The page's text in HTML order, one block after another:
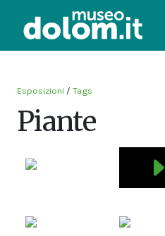
Esposizioni / Tags
Piante